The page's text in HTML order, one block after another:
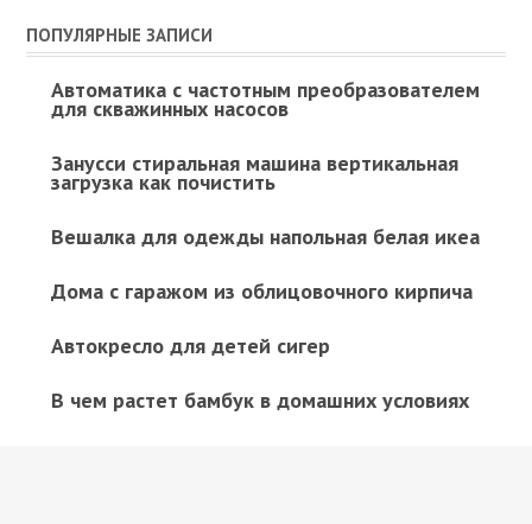
ПОПУЛЯРНЫЕ ЗАПИСИ
Автоматика с частотным преобразователем
для скважинных насосов
Занусси стиральная машина вертикальная
загрузка как почистить
Вешалка для одежды напольная белая икеа
Дома с гаражом из облицовочного кирпича
Автокресло для детей сигер
В чем растет бамбук в домашних условиях